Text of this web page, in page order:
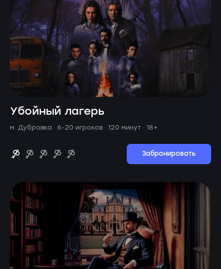
Убойный лагерь
м. Дубровка · 6-20 игроков · 120 минут · 18+
Забронировать